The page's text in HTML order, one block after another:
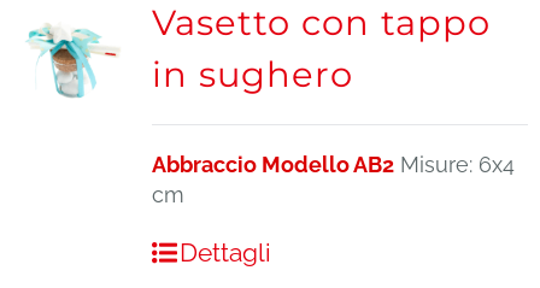
Vasetto con tappo
in sughero
Abbraccio Modello AB2Misure: 6x4
cm
Dettagli